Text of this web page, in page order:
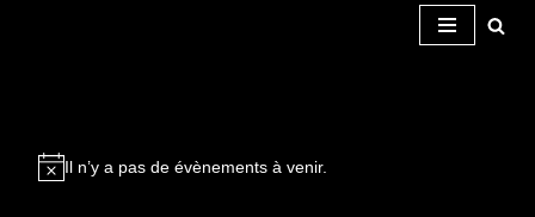
Il n’y a pas de évènements à venir.